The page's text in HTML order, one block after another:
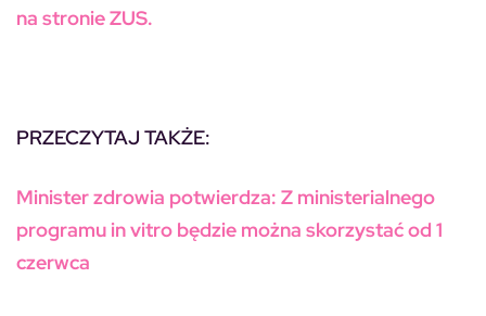
na stronie ZUS.
PRZECZYTAJ TAKŻE:
Minister zdrowia potwierdza: Z ministerialnego
programu in vitro będzie można skorzystać od 1
czerwca